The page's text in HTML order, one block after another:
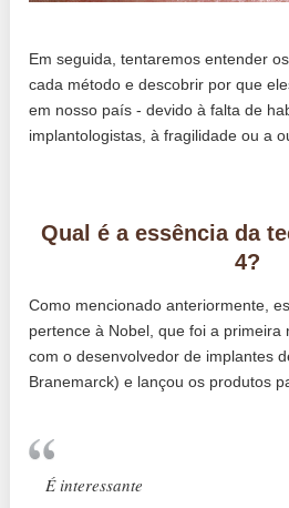
Em seguida, tentaremos entender
cada método e descobrir por que
em nosso país - devido à falta de
implantologistas, à fragilidade ou a
Qual é a essência da
4?
Como mencionado anteriormente,
pertence à Nobel, que foi a primeira
com o desenvolvedor de implantes
Branemarck) e lançou os produtos
É interessante